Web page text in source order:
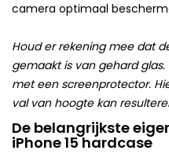
camera optimaal
Houd er rekening mee dat
gemaakt is van gehard
met een screenprotector.
val van hoogte kan
De belangrijkste
iPhone 15 hardcase